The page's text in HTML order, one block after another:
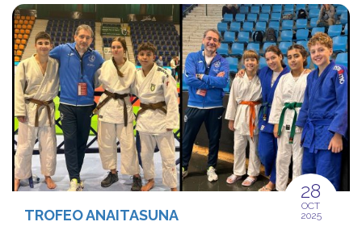
localidad guipuzcoana de Urnieta. En una brillante
actuación, Lucas se proclamó campeón de su
categoría, imponiéndose en los tres combates que
disputó frente a rivales de País Vasco, Aragón y
Navarra. Por su parte, Javier logró un meritorio
segundo puesto, tras vencer sus dos primeros
encuentros ante judokas de Aragón y País Vasco, y
ceder únicamente en la final frente a un representante
navarro. Ahora sólo queda seguir preparandose para
la gran cita que tendrá lugar el próximo 29 de
noviembre en Pinto, Madrid. ¡Ánimo equipo! Pueden
consultar la crónica completa y la galería fotográfica
en el BLOG DE NUESTRA SECCIÓN DE JUDO
TROFEO ANAITASUNA
28
OCT
2025